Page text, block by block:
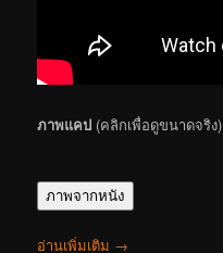
ภาพแคป (คลิกเพื่อดูขนาดจริง)
ภาพจากหนัง
อ่านเพิ่มเติม →